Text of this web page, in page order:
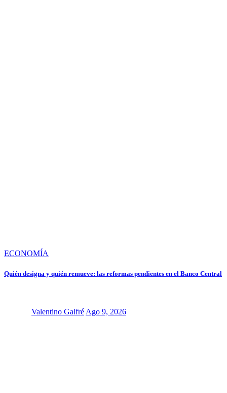
ECONOMÍA
Quién designa y quién remueve: las reformas pendientes en el Banco Central
Valentino Galfré Ago 9, 2026